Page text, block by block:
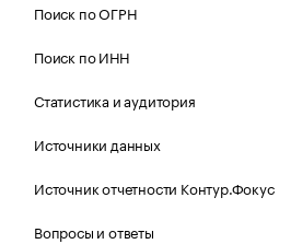
Поиск по ОГРН
Поиск по ИНН
Статистика и аудитория
Источники данных
Источник отчетности Контур.Фокус
Вопросы и ответы